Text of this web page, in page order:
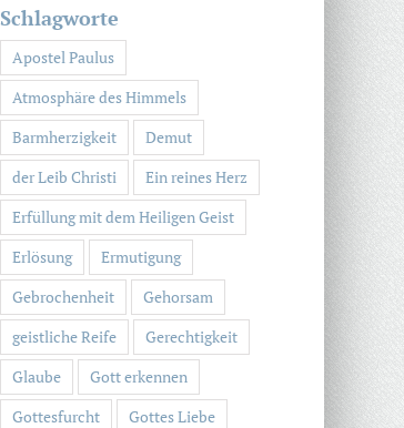
Schlagworte
Apostel Paulus
Atmosphäre des Himmels
Barmherzigkeit
Demut
der Leib Christi
Ein reines Herz
Erfüllung mit dem Heiligen Geist
Erlösung
Ermutigung
Gebrochenheit
Gehorsam
geistliche Reife
Gerechtigkeit
Glaube
Gott erkennen
Gottesfurcht
Gottes Liebe